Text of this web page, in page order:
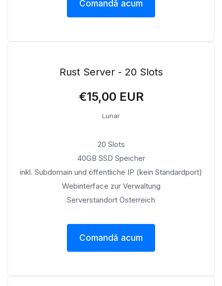
Comandă acum
Rust Server - 20 Slots
€15,00 EUR
Lunar
20 Slots
40GB SSD Speicher
inkl. Subdomain und öffentliche IP (kein Standardport)
Webinterface zur Verwaltung
Serverstandort Österreich
Comandă acum